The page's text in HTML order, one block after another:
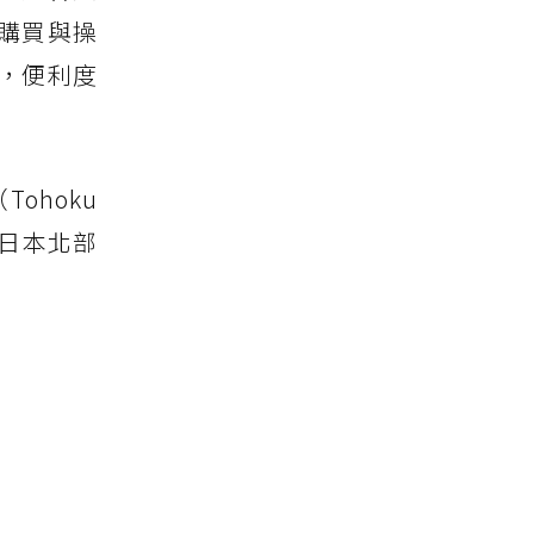
買與操
便利度
Tohoku
本北部